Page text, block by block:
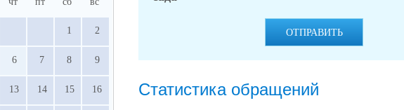
ОТПРАВИТЬ
Статистика обращений
1 2
6 7 8 9
13 14 15 16